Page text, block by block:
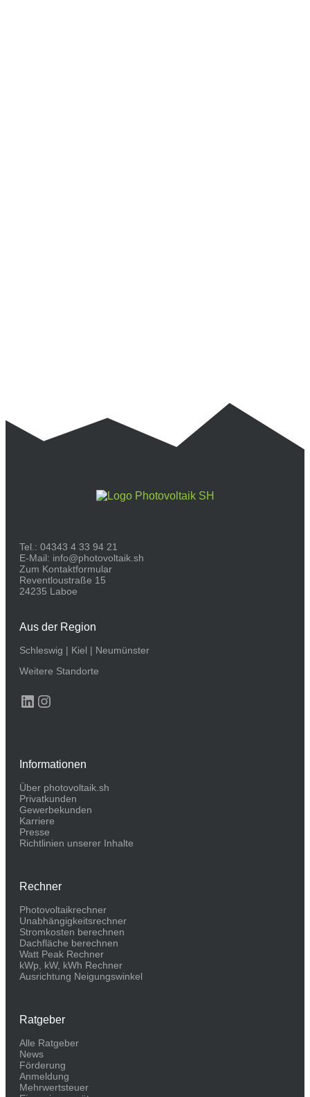
Tel.: 04343 4 33 94 21
E-Mail: info@photovoltaik.sh
Zum Kontaktformular
Reventloustraße 15
24235 Laboe
Aus der Region
Schleswig | Kiel | Neumünster
Weitere Standorte
LinkedIn
Instagram
Informationen
Über photovoltaik.sh
Privatkunden
Gewerbekunden
Karriere
Presse
Richtlinien unserer Inhalte
Rechner
Photovoltaikrechner
Unabhängigkeitsrechner
Stromkosten berechnen
Dachfläche berechnen
Watt Peak Rechner
kWp, kW, kWh Rechner
Ausrichtung Neigungswinkel
Ratgeber
Alle Ratgeber
News
Förderung
Anmeldung
Mehrwertsteuer